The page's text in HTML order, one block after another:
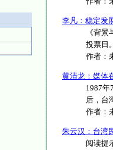
李凡：稳定发
《背
投票日
作者：
黄清龙：媒体
1987年
后，台
作者：
朱云汉：台湾
阅读提